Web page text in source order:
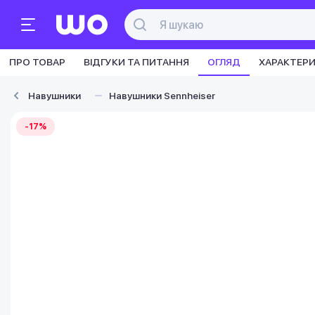
ПРО ТОВАР ВІДГУКИ ТА ПИТАННЯ ОГЛЯД
Навушники Навушники Sennheiser
-17%